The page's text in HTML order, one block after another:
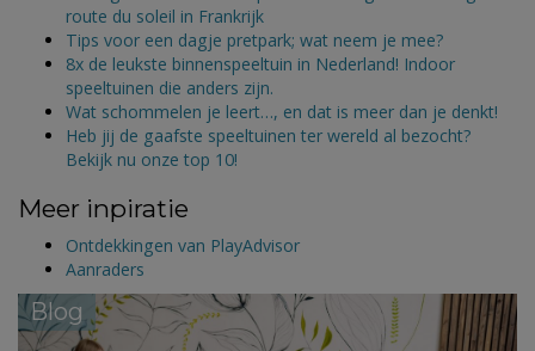
route du soleil in Frankrijk
Tips voor een dagje pretpark; wat neem je mee?
8x de leukste binnenspeeltuin in Nederland! Indoor
speeltuinen die anders zijn.
Wat schommelen je leert…, en dat is meer dan je denkt!
Heb jij de gaafste speeltuinen ter wereld al bezocht?
Bekijk nu onze top 10!
Meer inpiratie
Ontdekkingen van PlayAdvisor
Aanraders
Blog